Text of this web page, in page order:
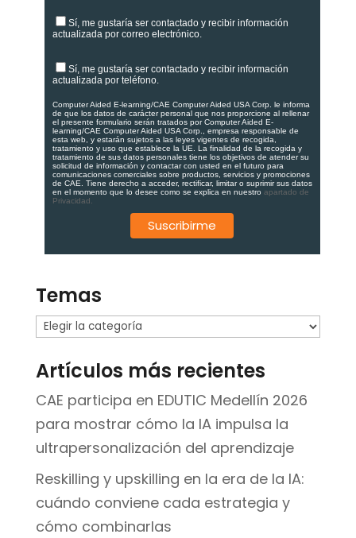
Sí, me gustaría ser contactado y recibir información
actualizada por correo electrónico.
Sí, me gustaría ser contactado y recibir información
actualizada por teléfono.
Computer Aided E-learning/CAE Computer Aided USA Corp. le informa
de que los datos de carácter personal que nos proporcione al rellenar
el presente formulario serán tratados por Computer Aided E-
learning/CAE Computer Aided USA Corp., empresa responsable de
esta web, y estarán sujetos a las leyes vigentes de recogida,
tratamiento y uso que establece la UE. La finalidad de la recogida y
tratamiento de sus datos personales tiene los objetivos de atender su
solicitud de información y contactar con usted en el futuro para
comunicaciones comerciales sobre productos, servicios y promociones
de CAE. Tiene derecho a acceder, rectificar, limitar o suprimir sus datos
en el momento que lo desee como se explica en nuestro apartado de
Privacidad.
Temas
Temas
Artículos más recientes
CAE participa en EDUTIC Medellín 2026
para mostrar cómo la IA impulsa la
ultrapersonalización del aprendizaje
Reskilling y upskilling en la era de la IA:
cuándo conviene cada estrategia y
cómo combinarlas